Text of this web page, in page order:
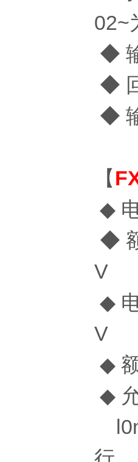
02~
◆
◆
◆
【
◆
◆
◆
◆
◆